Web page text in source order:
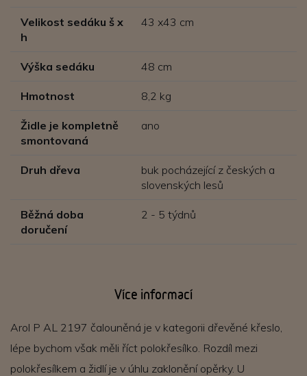
Velikost sedáku š x
h
43 x43 cm
Výška sedáku 48 cm
Hmotnost 8,2 kg
Židle je kompletně
smontovaná
ano
Druh dřeva
buk pocházející z českých a
slovenských lesů
Běžná doba
doručení
2 - 5 týdnů
Více informací
Arol P AL 2197 čalouněná je v kategorii dřevěné křeslo,
lépe bychom však měli říct polokřesílko. Rozdíl mezi
polokřesílkem a židlí je v úhlu zaklonění opěrky. U